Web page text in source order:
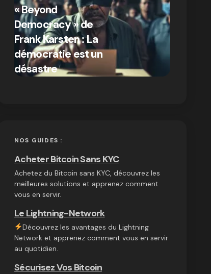
« Beyond
Democracy » de
Frank Karsten : La
démocratie est un
désastre
on 03/10/2024
NOS GUIDES :
Acheter Bitcoin Sans KYC
Achetez du Bitcoin sans KYC, découvrez les
meilleures solutions et apprenez comment
vous en servir.
Le Lightning-Network
Découvrez les avantages du Lightning
Network et apprenez comment vous en servir
au quotidien.
Sécurisez Vos Bitcoin